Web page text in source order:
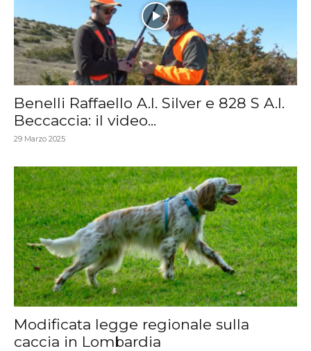
Benelli Raffaello A.I. Silver e 828 S A.I.
Beccaccia: il video...
29 Marzo 2025
Modificata legge regionale sulla
caccia in Lombardia